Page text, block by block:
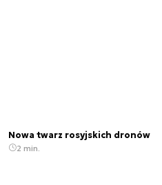
Nowa twarz rosyjskich dronów
2 min.